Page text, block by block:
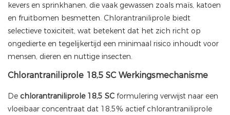
kevers en sprinkhanen, die vaak gewassen zoals maïs, katoen
en fruitbomen besmetten. Chlorantraniliprole biedt
selectieve toxiciteit, wat betekent dat het zich richt op
ongedierte en tegelijkertijd een minimaal risico inhoudt voor
mensen, dieren en nuttige insecten.
Chlorantraniliprole 18,5 SC Werkingsmechanisme
De chlorantraniliprole 18,5 SC formulering verwijst naar een
vloeibaar concentraat dat 18,5% actief chlorantraniliprole